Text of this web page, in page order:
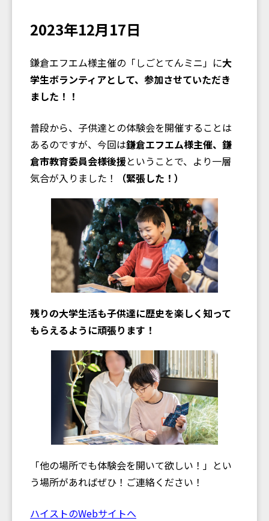
2023年12月17日
鎌倉エフエム様主催の「しごとてんミニ」に大
学生ボランティアとして、参加させていただき
ました！！
普段から、子供達との体験会を開催することは
あるのですが、今回は鎌倉エフエム様主催、鎌
倉市教育委員会様後援ということで、より一層
気合が入りました！
（緊張した！）
残りの大学生活も子供達に歴史を楽しく知って
もらえるように頑張ります！
「他の場所でも体験会を開いて欲しい！」とい
う場所があればぜひ！ご連絡ください！
ハイストのWebサイトへ